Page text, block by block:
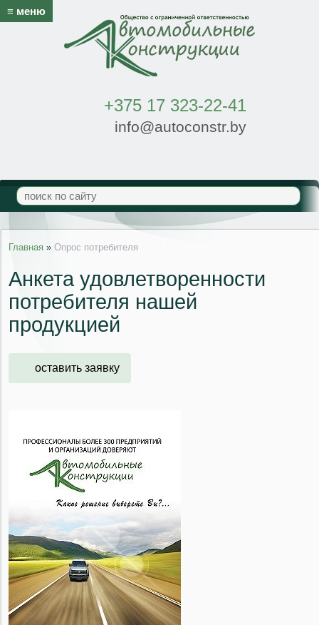
≡ меню
+375 17 323-22-41
info@autoconstr.by
Главная » Опрос потребителя
Анкета удовлетворенности
потребителя нашей
продукцией
оставить заявку